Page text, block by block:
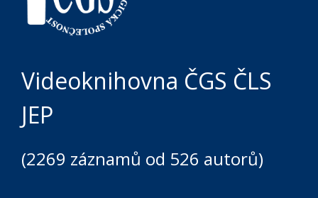
Videoknihovna ČGS ČLS
JEP
(2269 záznamů od 526 autorů)